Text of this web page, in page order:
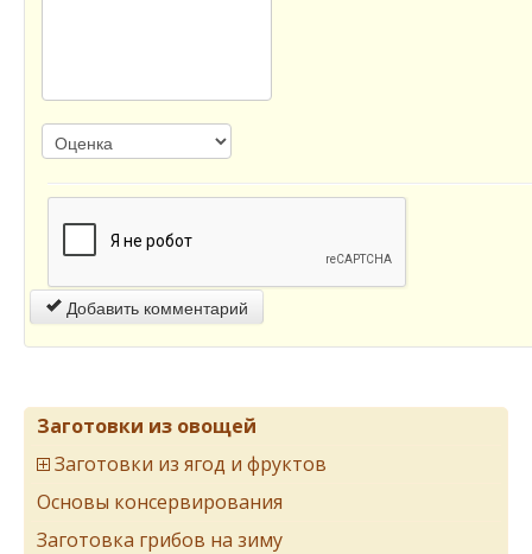
Добавить комментарий
Заготовки из овощей
Заготовки из ягод и фруктов
Основы консервирования
Заготовка грибов на зиму